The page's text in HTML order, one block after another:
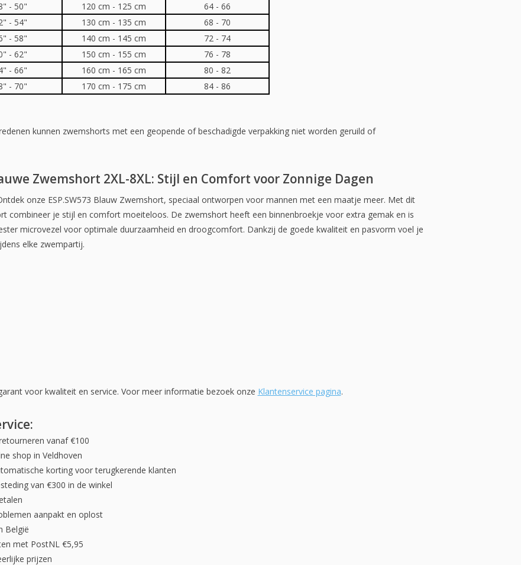
- 50" 120 cm - 125 cm
64 - 66
- 54" 130 cm - 135 cm
68 - 70
- 58" 140 cm - 145 cm
72 - 74
- 62" 150 cm - 155 cm
76 - 78
- 66" 160 cm - 165 cm
80 - 82
- 70" 170 cm - 175 cm 84 - 86
kunnen zwemshorts met een geopende of beschadigde verpakking niet worden geruild of
Zwemshort 2XL-8XL: Stijl en Comfort voor Zonnige Dagen
onze ESP.SW573 Blauw Zwemshort, speciaal ontworpen voor mannen met een maatje meer. Met dit
combineer je stijl en comfort moeiteloos. De zwemshort heeft een binnenbroekje voor extra gemak en is
microvezel voor optimale duurzaamheid en droogcomfort. Dankzij de goede kwaliteit en pasvorm voel je
elke zwempartij.
voor kwaliteit en service. Voor meer informatie bezoek onze Klantenservice pagina.
vanaf €100
shop in Veldhoven
korting voor terugkerende klanten
van €300 in de winkel
aanpakt en oplost
België
met PostNL €5,95
prijzen